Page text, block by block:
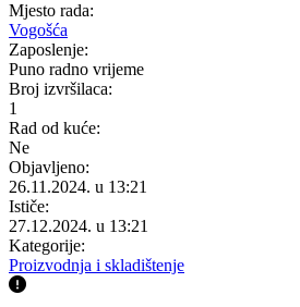
Mjesto rada:
Vogošća
Zaposlenje:
Puno radno vrijeme
Broj izvršilaca:
1
Rad od kuće:
Ne
Objavljeno:
26.11.2024. u 13:21
Ističe:
27.12.2024. u 13:21
Kategorije:
Proizvodnja i skladištenje